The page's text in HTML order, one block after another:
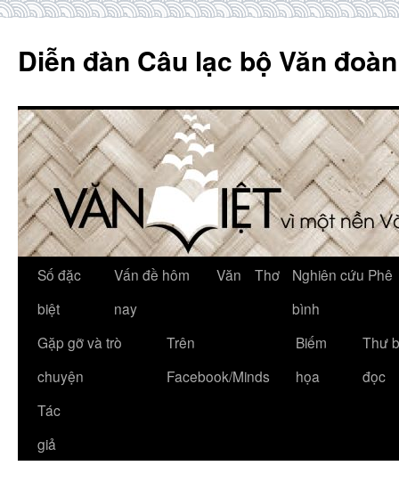
content
Diễn đàn Câu lạc bộ Văn
Số đặc
biệt
Vấn đề hôm
nay
Văn Thơ
Nghiên cứu Phê
bình
Gặp gỡ và trò
chuyện
Trên
Facebook/Minds
Biếm
họa
Thư
đọc
Tác
giả